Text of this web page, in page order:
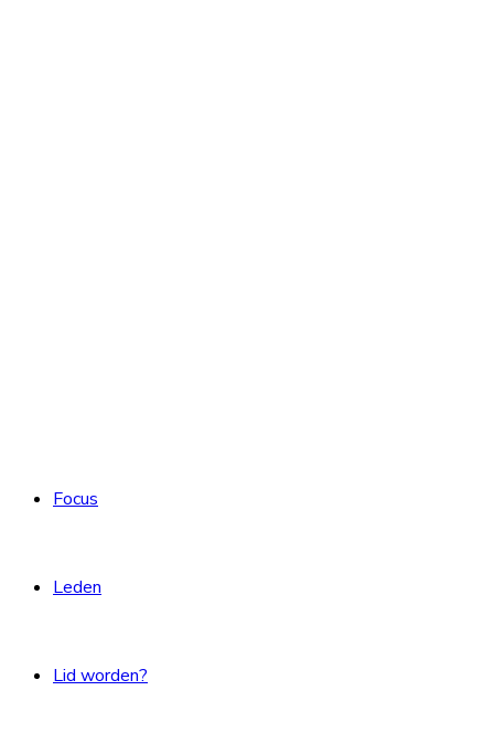
Focus
Leden
Lid worden?